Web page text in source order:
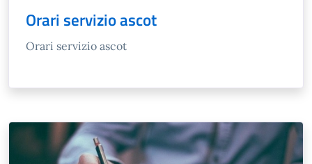
Orari servizio ascot
Orari servizio ascot